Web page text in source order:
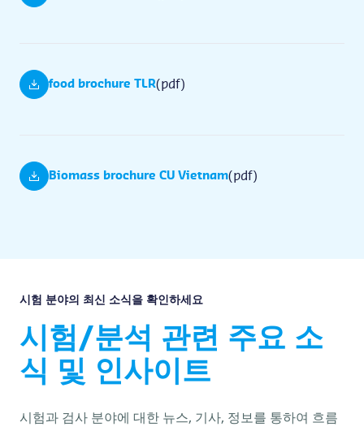
food brochure TLR(pdf)
Biomass brochure CU Vietnam(pdf)
시험 분야의 최신 소식을 확인하세요
시험/분석 관련 주요 소
식 및 인사이트
시험과 검사 분야에 대한 뉴스, 기사, 정보를 통하여 흐름